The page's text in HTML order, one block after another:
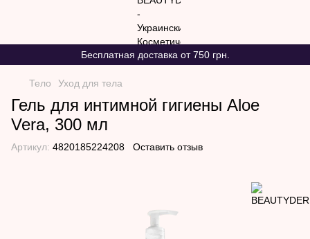
Бесплатная доставка от 750 грн.
Тело Уход для тела
Гель для интимной гигиены Aloe
Vera, 300 мл
Артикул: 4820185224208 Оставить отзыв